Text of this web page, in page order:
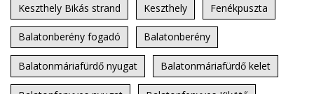
Keszthely Bikás strand Keszthely Fenékpuszta
Balatonberény fogadó Balatonberény
Balatonmáriafürdő nyugat Balatonmáriafürdő kelet